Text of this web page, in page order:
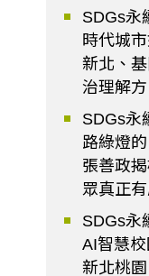
SDGs永
時代城
新北、
治理解方
SDGs永
路綠燈
張善政
眾真正
SDGs永
AI智慧校
新北桃